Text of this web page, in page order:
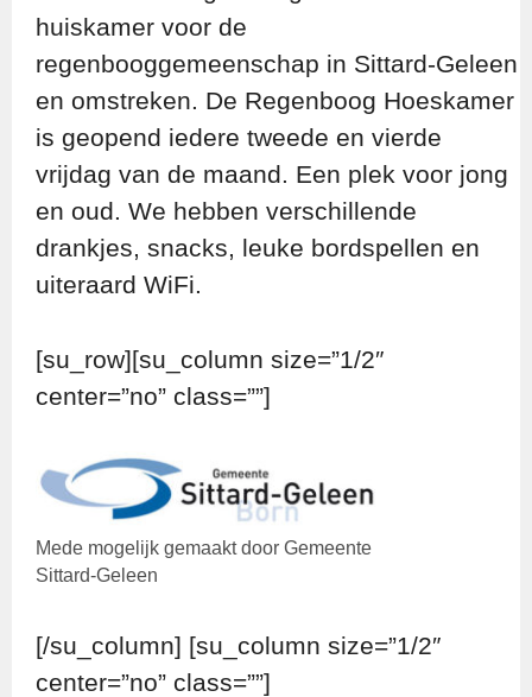
huiskamer voor de
regenbooggemeenschap in Sittard-Geleen
en omstreken. De Regenboog Hoeskamer
is geopend iedere tweede en vierde
vrijdag van de maand. Een plek voor jong
en oud. We hebben verschillende
drankjes, snacks, leuke bordspellen en
uiteraard WiFi.
[su_row][su_column size=”1/2″
center=”no” class=””]
Mede mogelijk gemaakt door Gemeente
Sittard-Geleen
[/su_column] [su_column size=”1/2″
center=”no” class=””]